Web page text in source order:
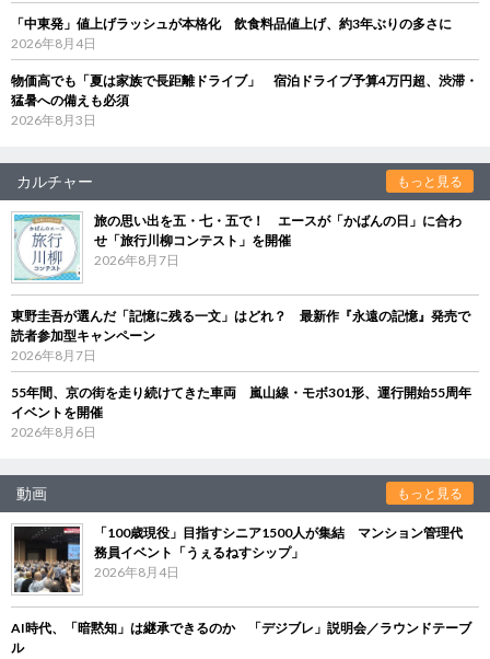
「中東発」値上げラッシュが本格化 飲食料品値上げ、約3年ぶりの多さに
2026年8月4日
物価高でも「夏は家族で長距離ドライブ」 宿泊ドライブ予算4万円超、渋滞・
猛暑への備えも必須
2026年8月3日
カルチャー もっと見る
旅の思い出を五・七・五で！ エースが「かばんの日」に合わ
せ「旅行川柳コンテスト」を開催
2026年8月7日
東野圭吾が選んだ「記憶に残る一文」はどれ？ 最新作『永遠の記憶』発売で
読者参加型キャンペーン
2026年8月7日
55年間、京の街を走り続けてきた車両 嵐山線・モボ301形、運行開始55周年
イベントを開催
2026年8月6日
動画 もっと見る
「100歳現役」目指すシニア1500人が集結 マンション管理代
務員イベント「うぇるねすシップ」
2026年8月4日
AI時代、「暗黙知」は継承できるのか 「デジブレ」説明会／ラウンドテーブ
ル